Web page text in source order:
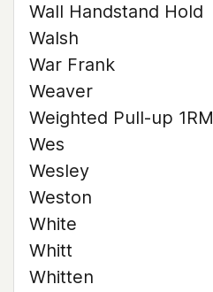
Wall Handstand Hold
Walsh
War Frank
Weaver
Weighted Pull-up 1RM
Wes
Wesley
Weston
White
Whitt
Whitten